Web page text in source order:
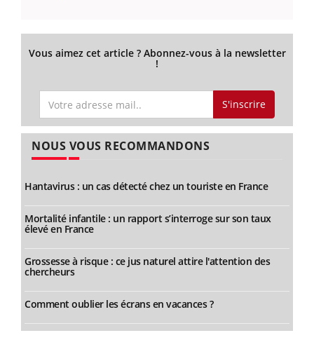
Vous aimez cet article ? Abonnez-vous à la newsletter
!
S'inscrire
NOUS VOUS RECOMMANDONS
Hantavirus : un cas détecté chez un touriste en France
Mortalité infantile : un rapport s’interroge sur son taux
élevé en France
Grossesse à risque : ce jus naturel attire l'attention des
chercheurs
Comment oublier les écrans en vacances ?